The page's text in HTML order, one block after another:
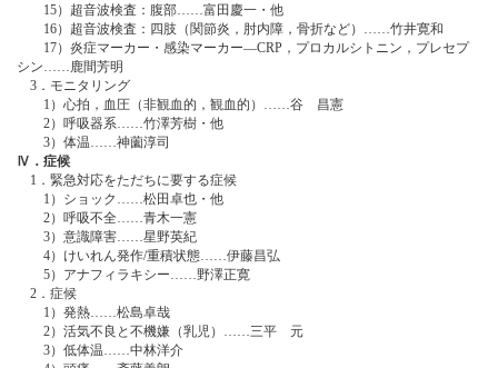
15）超音波検査：腹部……富田慶一・他
16）超音波検査：四肢（関節炎，肘内障，骨折など）……竹井寛和
17）炎症マーカー・感染マーカー―CRP，プロカルシトニン，プレセプ
シン……鹿間芳明
3．モニタリング
1）心拍，血圧（非観血的，観血的）……谷 昌憲
2）呼吸器系……竹澤芳樹・他
3）体温……神薗淳司
Ⅳ．症候
1．緊急対応をただちに要する症候
1）ショック……松田卓也・他
2）呼吸不全……青木一憲
3）意識障害……星野英紀
4）けいれん発作/重積状態……伊藤昌弘
5）アナフィラキシー……野澤正寛
2．症候
1）発熱……松島卓哉
2）活気不良と不機嫌（乳児）……三平 元
3）低体温……中林洋介